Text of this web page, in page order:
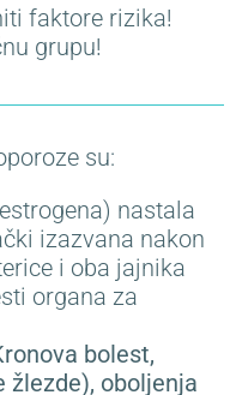
faktore rizika!
grupu!
su:
nastala
izazvana nakon
i oba jajnika
organa za
bolest,
oboljenja